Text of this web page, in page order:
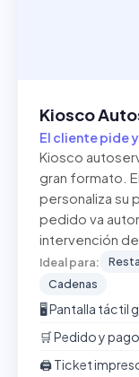
Kiosco
El cliente pide
Kiosco
gran formato.
personaliza su
pedido va
intervención
Ideal para:
Cadenas
🖥️ Pantalla táctil
🛒 Pedido y
🖨️ Ticket